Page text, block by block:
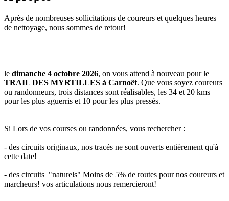
Après de nombreuses sollicitations de coureurs et quelques heures
de nettoyage, nous sommes de retour!
le dimanche 4 octobre 2026, on vous attend à nouveau pour le
TRAIL DES MYRTILLES à Carnoët. Que vous soyez coureurs
ou randonneurs, trois distances sont réalisables, les 34 et 20 kms
pour les plus aguerris et 10 pour les plus pressés.
Si Lors de vos courses ou randonnées, vous rechercher :
- des circuits originaux, nos tracés ne sont ouverts entièrement qu'à
cette date!
- des circuits "naturels" Moins de 5% de routes pour nos coureurs et
marcheurs! vos articulations nous remercieront!